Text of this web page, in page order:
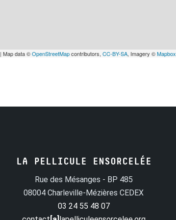
| Map data ©OpenStreetMapcontributors,CC-BY-SA, Imagery ©Mapbox
LA PELLICULE ENSORCELÉE
Rue des Mésanges - BP 485
08004 Charleville-Mézières CEDEX
03 24 55 48 07